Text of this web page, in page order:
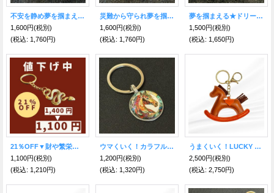
不安を静め夢を掴まえる★ドリームキャッチャー キーホルダー ハウライト付
1,600円(税別)
(税込: 1,760円)
災難から守られ夢を掴まえる★ドリームキャッチャー キーホルダー ジャスパー付
1,600円(税別)
(税込: 1,760円)
夢を掴まえる★ドリームキャッチャー キーホルダー レインボー
1,500円(税別)
(税込: 1,650円)
21％OFF▼財や繁栄の象徴！弁財天の生まれ変わり蛇(へび)・巳 真鍮キーホルダー
1,100円(税別)
(税込: 1,210円)
ウマくいく！カラフル馬メダル型キーホルダー
1,200円(税別)
(税込: 1,320円)
うまくいく！LUCKY HORSE 様々な幸運をもたらす🐎木馬キーホルダー ブラウン
2,500円(税別)
(税込: 2,750円)